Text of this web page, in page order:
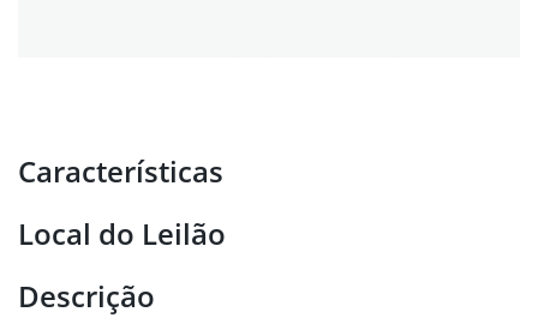
Características
Local do Leilão
Descrição